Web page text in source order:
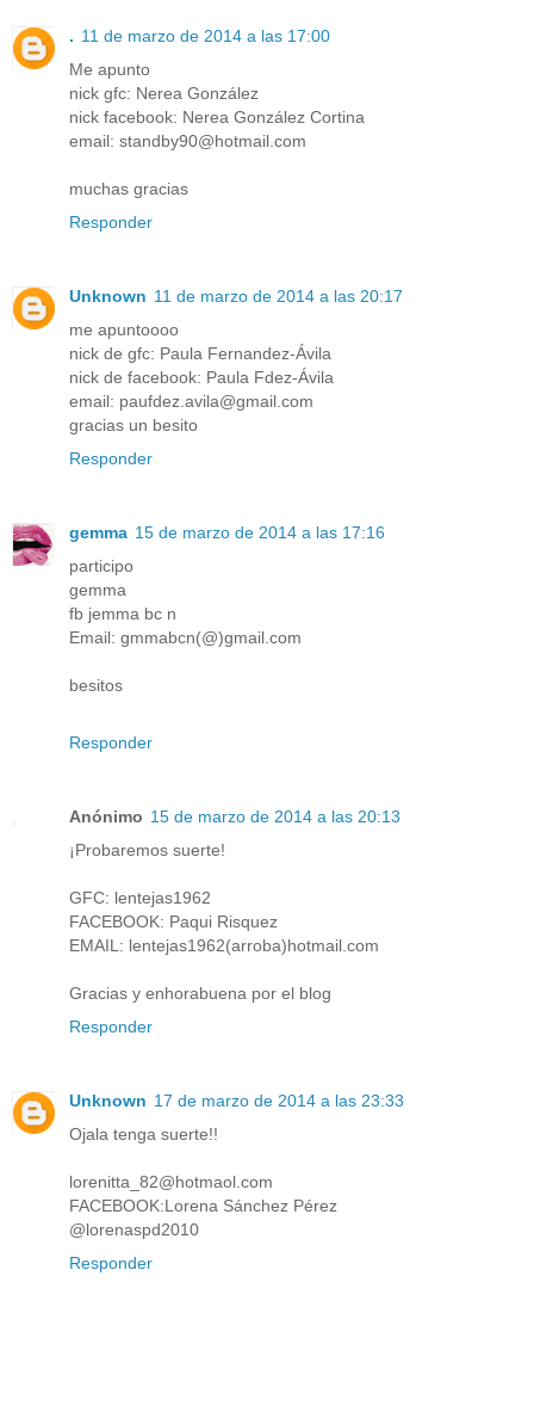
. 11 de marzo de 2014 a las 17:00
Me apunto
nick gfc: Nerea González
nick facebook: Nerea González Cortina
email: standby90@hotmail.com
muchas gracias
Responder
Unknown 11 de marzo de 2014 a las 20:17
me apuntoooo
nick de gfc: Paula Fernandez-Ávila
nick de facebook: Paula Fdez-Ávila
email: paufdez.avila@gmail.com
gracias un besito
Responder
gemma 15 de marzo de 2014 a las 17:16
participo
gemma
fb jemma bc n
Email: gmmabcn(@)gmail.com
besitos
Responder
Anónimo 15 de marzo de 2014 a las 20:13
¡Probaremos suerte!
GFC: lentejas1962
FACEBOOK: Paqui Risquez
EMAIL: lentejas1962(arroba)hotmail.com
Gracias y enhorabuena por el blog
Responder
Unknown 17 de marzo de 2014 a las 23:33
Ojala tenga suerte!!
lorenitta_82@hotmaol.com
FACEBOOK:Lorena Sánchez Pérez
@lorenaspd2010
Responder